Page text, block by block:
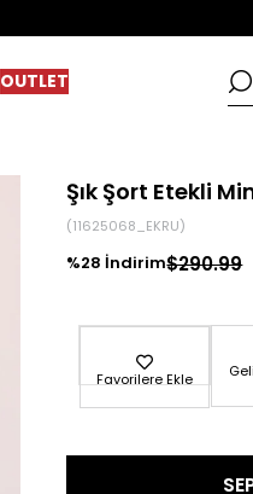
OUTLET
Şık Şort Etekli
(11625068_EKRU)
28 $290.99
Favorilere Ekle